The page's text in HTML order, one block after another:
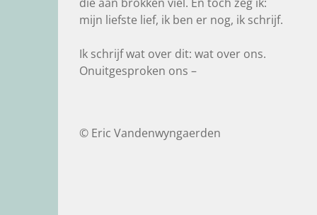
mijn liefste lief, ik ben er nog, ik schrijf.
Ik schrijf wat over dit: wat over ons.
Onuitgesproken ons –
© Eric Vandenwyngaerden